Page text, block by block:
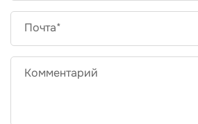
Комментарий
Почта*